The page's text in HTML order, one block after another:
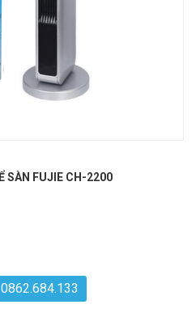
SÀN FUJIE CH-2200
0862.684.133